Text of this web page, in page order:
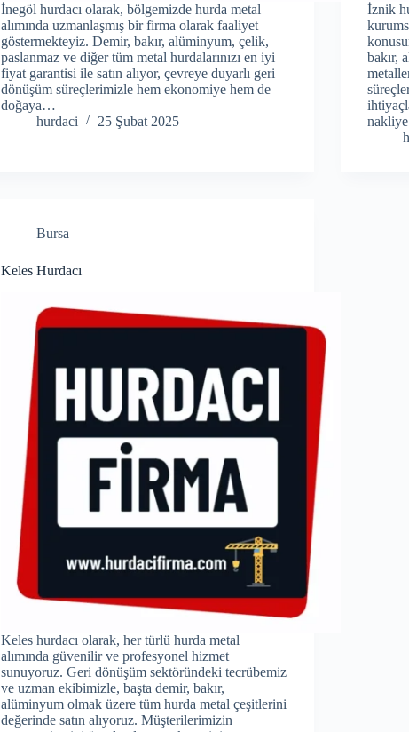
İnegöl hurdacı olarak, bölgemizde hurda metal
alımında uzmanlaşmış bir firma olarak faaliyet
göstermekteyiz. Demir, bakır, alüminyum, çelik,
paslanmaz ve diğer tüm metal hurdalarınızı en iyi
fiyat garantisi ile satın alıyor, çevreye duyarlı geri
dönüşüm süreçlerimizle hem ekonomiye hem de
doğaya…
hurdaci
25 Şubat 2025
İznik
bakır,
Bursa
Keles Hurdacı
Keles hurdacı olarak, her türlü hurda metal
alımında güvenilir ve profesyonel hizmet
sunuyoruz. Geri dönüşüm sektöründeki tecrübemiz
ve uzman ekibimizle, başta demir, bakır,
alüminyum olmak üzere tüm hurda metal çeşitlerini
değerinde satın alıyoruz. Müşterilerimizin